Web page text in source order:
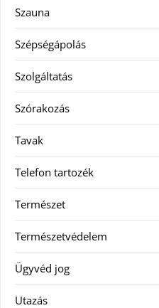
Szauna
Szépségápolás
Szolgáltatás
Szórakozás
Tavak
Telefon tartozék
Természet
Természetvédelem
Ügyvéd jog
Utazás